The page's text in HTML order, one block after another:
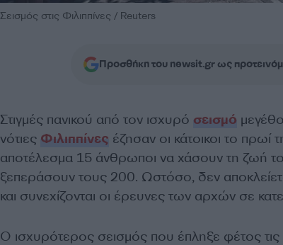
Σεισμός στις Φιλιππίνες / Reuters
Προσθήκη του newsit.gr ως
Στιγμές πανικού από τον ισχυρό σεισμό
νότιες Φιλιππίνες έζησαν οι κάτοικοι το
αποτέλεσμα 15 άνθρωποι να χάσουν τη ζωή
ξεπεράσουν τους 200. Ωστόσο, δεν
και συνεχίζονται οι έρευνες των αρχών σε
Ο ισχυρότερος σεισμός που έπληξε φέτος τις